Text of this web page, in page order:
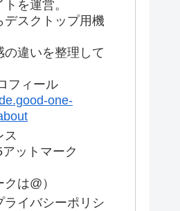
を運営。
デスクトップ用機
の違いを整理して
フィール
one-
ス
ットマーク
クは@）
ライバシーポリシ